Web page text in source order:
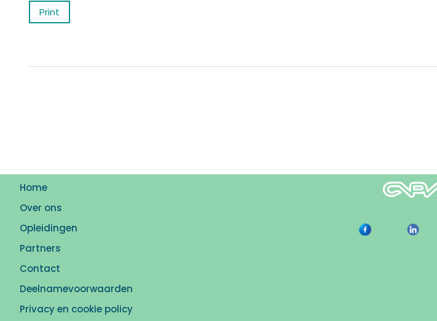
Print
Home
Over ons
Opleidingen
Partners
Contact
Deelnamevoorwaarden
Privacy en cookie policy